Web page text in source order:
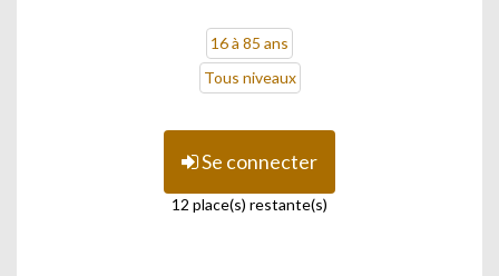
16 à 85 ans
Tous niveaux
Se connecter
12 place(s) restante(s)